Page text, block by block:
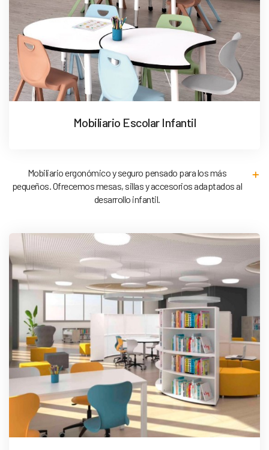
Mobiliario Escolar Infantil
Mobiliario ergonómico y seguro pensado para los más
pequeños. Ofrecemos mesas, sillas y accesorios adaptados al
desarrollo infantil.